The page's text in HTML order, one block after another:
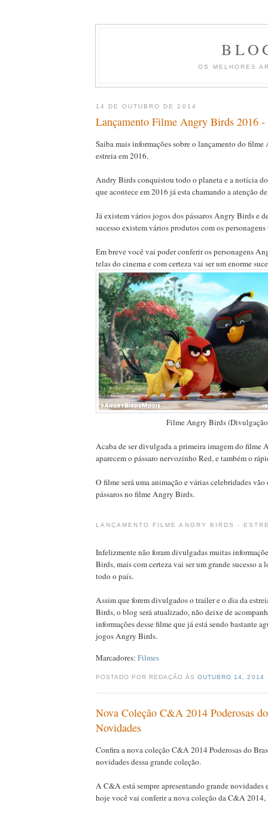
OS MELHORES
14 DE OUTUBRO DE 2014
Lançamento Filme Angry Birds 2016 -
Saiba mais informações sobre o lançamento do
estreia em 2016.
Andry Birds conquistou todo o planeta e a notícia
que acontece em 2016 já esta chamando a atenção
Já existem vários jogos dos pássaros Angry Birds e
sucesso existem vários produtos com os personagens
Em breve você vai poder conferir os personagens
telas do cinema e com certeza vai ser um enorme
Filme Angry Birds
Acaba de ser divulgada a primeira imagem do filme
aparecem o pássaro nervozinho Red, e também o
O filme será uma animação e várias celebridades vão
pássaros no filme Angry Birds.
LANÇAMENTO FILME ANGRY BIRDS -
Infelizmente não foram divulgadas muitas
Birds, mais com certeza vai ser um grande sucesso a
todo o país.
Assim que forem divulgados o trailer e o dia da
Birds, o blog será atualizado, não deixe de
informações desse filme que já está sendo bastante
jogos Angry Birds.
Marcadores: Filmes
POSTADO POR REDAÇÃO ÀSOUTUBRO 14, 2014
Nova Coleção C&A 2014 Poderosas
Novidades
Confira a nova coleção C&A 2014 Poderosas do
novidades dessa grande coleção.
A C&A está sempre apresentando grande novidades
hoje você vai conferir a nova coleção da C&A 2014,